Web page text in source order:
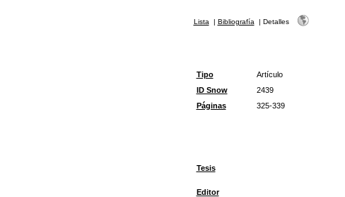
Lista | Bibliografía | Detalles
Tipo
Artículo
ID Snow
2439
Páginas
325-339
Tesis
Editor